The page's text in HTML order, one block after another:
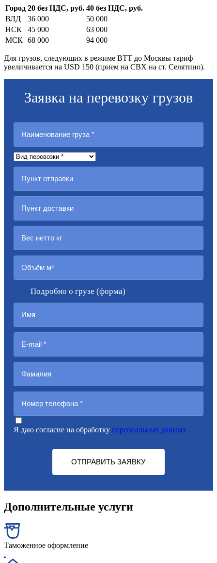
Город 20 без НДС, руб. 40 без НДС, руб.
ВЛД
36 000
50 000
НСК
45 000
63 000
МСК 68 000 94 000
Для грузов, следующих в режиме ВТТ до Москвы тариф
увеличивается на USD 150 (прием на СВХ на ст. Селятино).
Заявка на перевозку грузов
Подробно о грузе (форма)
Я даю согласие на обработку персональных данных
ОТПРАВИТЬ ЗАЯВКУ
Дополнительные услуги
Таможенное оформление
.